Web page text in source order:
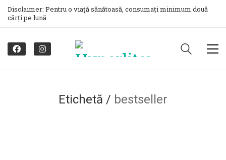
Disclaimer: Pentru o viață sănătoasă, consumați minimum două
cărți pe lună.
Etichetă / bestseller